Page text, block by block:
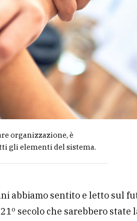
organizzazione, è
gli elementi del sistema.
abbiamo sentito e letto sul
secolo che sarebbero state